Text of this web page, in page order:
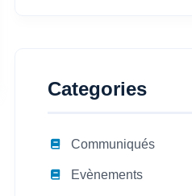
Categories
Communiqués
Evènements